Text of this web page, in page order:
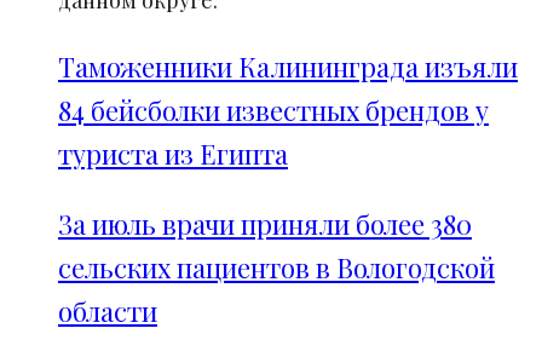
Таможенники Калининграда изъяли
84 бейсболки известных брендов у
туриста из Египта
За июль врачи приняли более 380
сельских пациентов в Вологодской
области